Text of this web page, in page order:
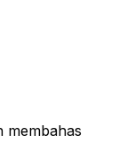
membahas